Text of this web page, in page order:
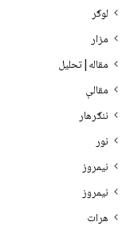
لوګر
مزار
مقاله|تحلیل
مقالې
ننګرهار
نور
نيمروز
نیمروز
هرات